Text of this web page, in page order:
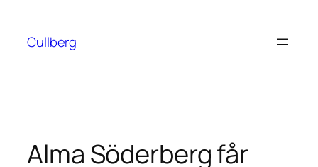
innehåll
Cullberg
Alma Söderberg får